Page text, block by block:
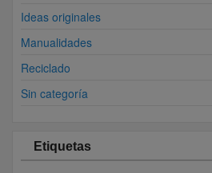
Ideas originales
Manualidades
Reciclado
Sin categoría
Etiquetas